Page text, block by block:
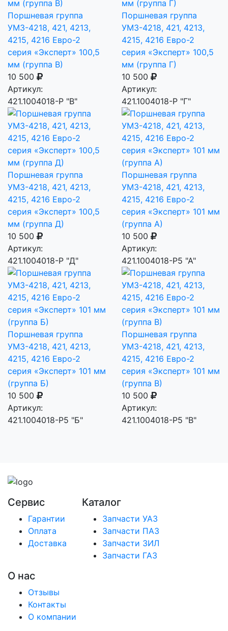
Поршневая группа
УМЗ-4218, 421, 4213,
4215, 4216 Евро-2
серия «Эксперт» 100,5
мм (группа В)
10 500
Артикул:
421.1004018-Р "В"
Поршневая группа
УМЗ-4218, 421, 4213,
4215, 4216 Евро-2
серия «Эксперт» 100,5
мм (группа Г)
10 500
Артикул:
421.1004018-Р "Г"
Поршневая группа
УМЗ-4218, 421, 4213,
4215, 4216 Евро-2
серия «Эксперт» 100,5
мм (группа Д)
10 500
Артикул:
421.1004018-Р "Д"
Поршневая группа
УМЗ-4218, 421, 4213,
4215, 4216 Евро-2
серия «Эксперт» 101 мм
(группа А)
10 500
Артикул:
421.1004018-Р5 "А"
Поршневая группа
УМЗ-4218, 421, 4213,
4215, 4216 Евро-2
серия «Эксперт» 101 мм
(группа Б)
10 500
Артикул:
421.1004018-Р5 "Б"
Поршневая группа
УМЗ-4218, 421, 4213,
4215, 4216 Евро-2
серия «Эксперт» 101 мм
(группа В)
10 500
Артикул:
421.1004018-Р5 "В"
Сервис
Гарантии
Оплата
Доставка
Каталог
Запчасти УАЗ
Запчасти ПАЗ
Запчасти ЗИЛ
Запчасти ГАЗ
О нас
Отзывы
Контакты
О компании